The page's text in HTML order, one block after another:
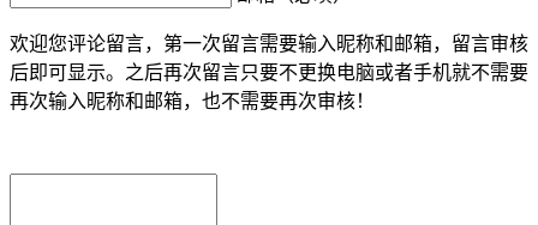
欢迎您评论留言，第一次留言需要输入昵称和邮箱，留言审核
后即可显示。之后再次留言只要不更换电脑或者手机就不需要
再次输入昵称和邮箱，也不需要再次审核！